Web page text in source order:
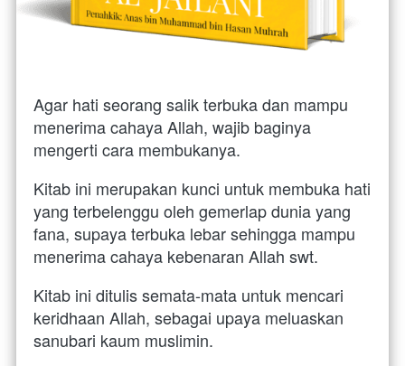
Agar hati seorang salik terbuka dan mampu
menerima cahaya Allah, wajib baginya
mengerti cara membukanya.
Kitab ini merupakan kunci untuk membuka hati
yang terbelenggu oleh gemerlap dunia yang
fana, supaya terbuka lebar sehingga mampu
menerima cahaya kebenaran Allah swt.
Kitab ini ditulis semata-mata untuk mencari
keridhaan Allah, sebagai upaya meluaskan
sanubari kaum muslimin.